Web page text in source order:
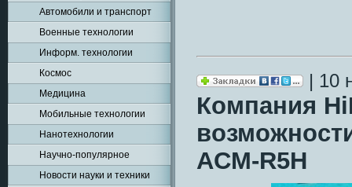
Автомобили и транспорт
Военные технологии
Информ. технологии
Космос
Медицина
Мобильные технологии
Нанотехнологии
Научно-популярное
Новости науки и техники
| 10
Компания
ACM-R5H